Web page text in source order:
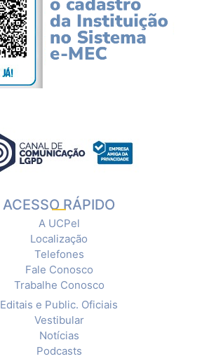
ACESSO RÁPIDO
A UCPel
Localização
Telefones
Fale Conosco
Trabalhe Conosco
Editais e Public. Oficiais
Vestibular
Notícias
Podcasts